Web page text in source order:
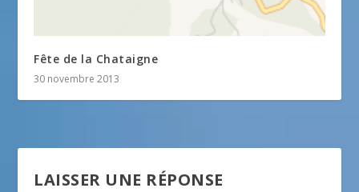
Fête de la Chataigne
30 novembre 2013
LAISSER UNE RÉPONSE